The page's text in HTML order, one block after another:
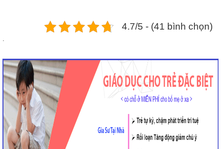
4.7/5 - (41 bình chọn)